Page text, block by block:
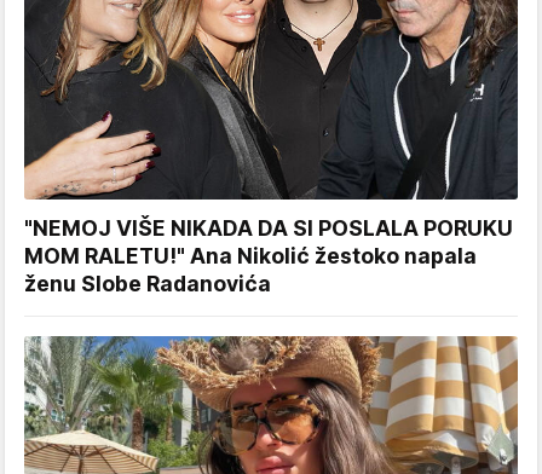
"NEMOJ VIŠE NIKADA DA SI POSLALA PORUKU
MOM RALETU!" Ana Nikolić žestoko napala
ženu Slobe Radanovića